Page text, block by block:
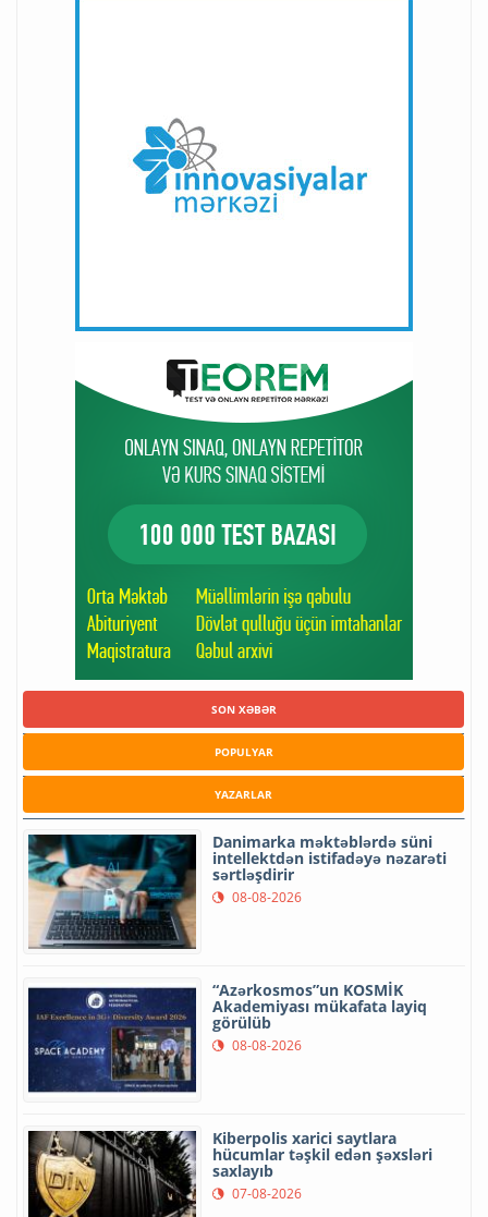
SON XƏBƏR
POPULYAR
YAZARLAR
Danimarka məktəblərdə süni
intellektdən istifadəyə nəzarəti
sərtləşdirir
08-08-2026
“Azərkosmos”un KOSMİK
Akademiyası mükafata layiq
görülüb
08-08-2026
Kiberpolis xarici saytlara
hücumlar təşkil edən şəxsləri
saxlayıb
07-08-2026